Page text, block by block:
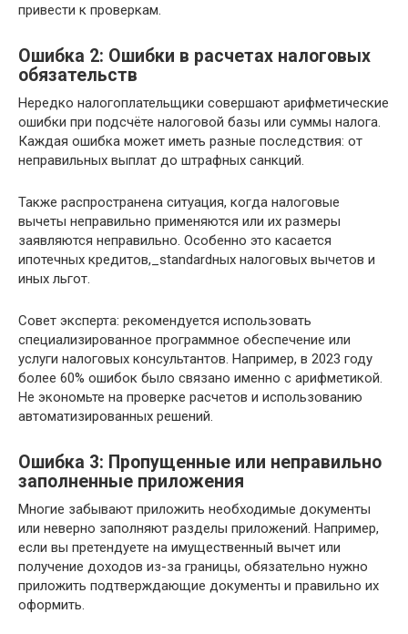
привести к проверкам.
Ошибка 2: Ошибки в расчетах налоговых
обязательств
Нередко налогоплательщики совершают арифметические
ошибки при подсчёте налоговой базы или суммы налога.
Каждая ошибка может иметь разные последствия: от
неправильных выплат до штрафных санкций.
Также распространена ситуация, когда налоговые
вычеты неправильно применяются или их размеры
заявляются неправильно. Особенно это касается
ипотечных кредитов,_standardных налоговых вычетов и
иных льгот.
Совет эксперта: рекомендуется использовать
специализированное программное обеспечение или
услуги налоговых консультантов. Например, в 2023 году
более 60% ошибок было связано именно с арифметикой.
Не экономьте на проверке расчетов и использованию
автоматизированных решений.
Ошибка 3: Пропущенные или неправильно
заполненные приложения
Многие забывают приложить необходимые документы
или неверно заполняют разделы приложений. Например,
если вы претендуете на имущественный вычет или
получение доходов из-за границы, обязательно нужно
приложить подтверждающие документы и правильно их
оформить.